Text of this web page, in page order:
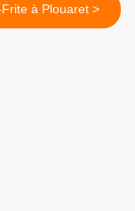
Moule-Frite à Plouaret >